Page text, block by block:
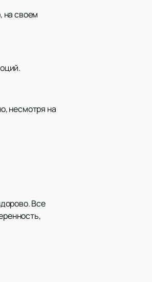
на своем
несмотря на
Все